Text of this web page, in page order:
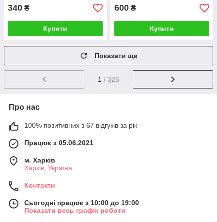
340 ₴
Купити
600 ₴
Купити
Показати ще
1 / 326
Про нас
100% позитивних з 67 відгуків за рік
Працює з 05.06.2021
м. Харків
Харків, Україна
Контакти
Сьогодні працює з 10:00 до 19:00
Показати весь графік роботи